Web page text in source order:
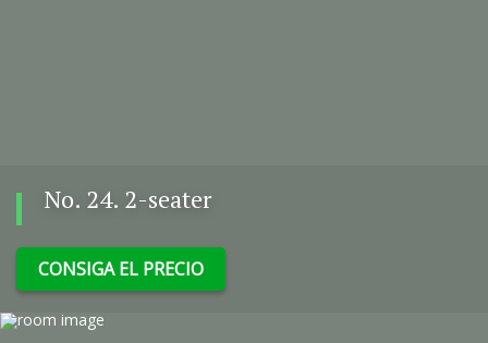
No. 24. 2-seater
CONSIGA EL PRECIO